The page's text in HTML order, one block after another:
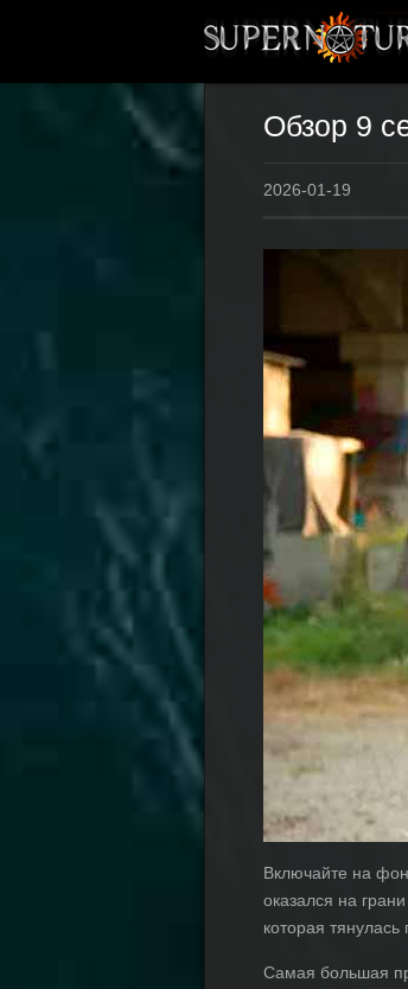
Обзор 9
2026-01-19
Включайте на
оказался на
которая
Самая большая